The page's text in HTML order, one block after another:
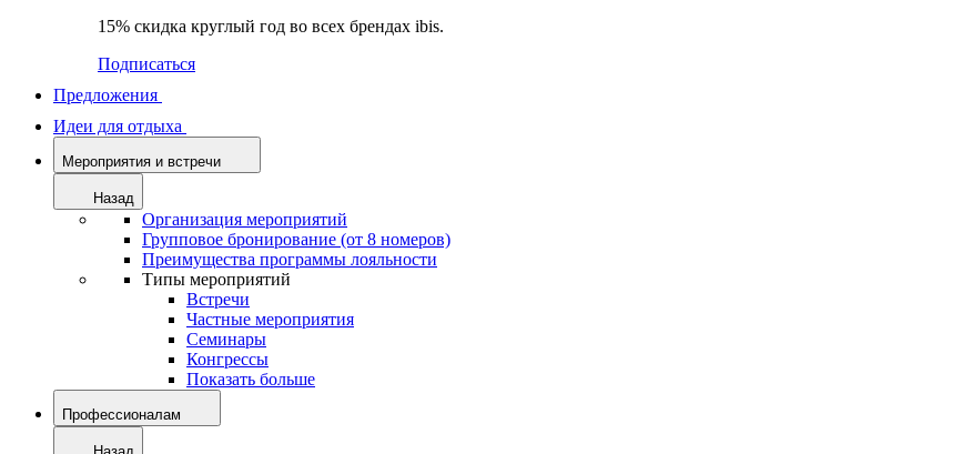
15% скидка круглый год во всех брендах ibis.
Подписаться
Предложения
Идеи для отдыха
Мероприятия и встречи
Назад
Организация мероприятий
Групповое бронирование (от 8 номеров)
Преимущества программы лояльности
Типы мероприятий
Встречи
Частные мероприятия
Семинары
Конгрессы
Показать больше
Профессионалам